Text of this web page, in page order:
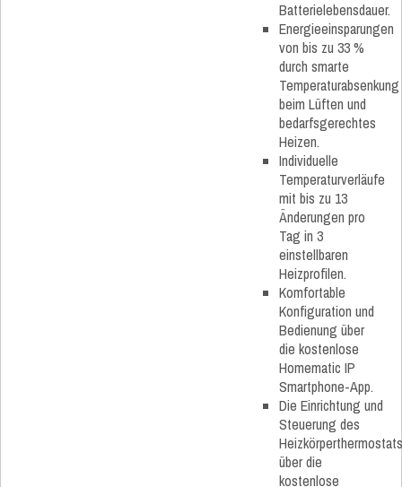
Batterielebensdauer.
Energieeinsparungen
von bis zu 33 %
durch smarte
Temperaturabsenkung
beim Lüften und
bedarfsgerechtes
Heizen.
Individuelle
Temperaturverläufe
mit bis zu 13
Änderungen pro
Tag in 3
einstellbaren
Heizprofilen.
Komfortable
Konfiguration und
Bedienung über
die kostenlose
Homematic IP
Smartphone-App.
Die Einrichtung und
Steuerung des
Heizkörperthermostats
über die
kostenlose